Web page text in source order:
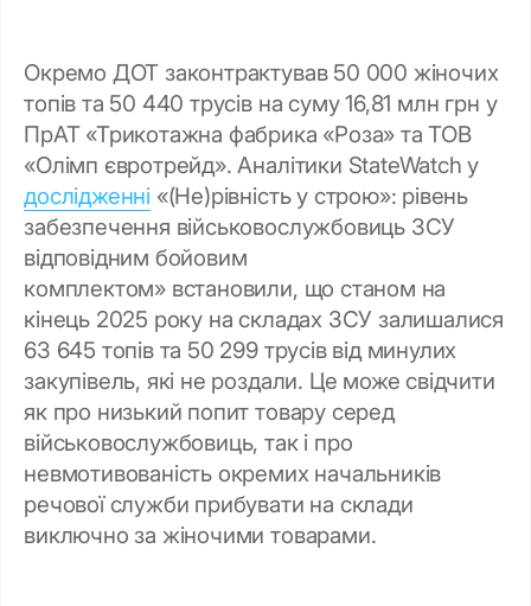
Окремо ДОТ законтрактував 50 000 жіночих
топів та 50 440 трусів на суму 16,81 млн грн у
ПрАТ «Трикотажна фабрика «Роза» та ТОВ
«Олімп євротрейд». Аналітики StateWatch у
дослідженні «(Не)рівність у строю»: рівень
забезпечення військовослужбовиць ЗСУ
відповідним бойовим
комплектом» встановили, що станом на
кінець 2025 року на складах ЗСУ залишалися
63 645 топів та 50 299 трусів від минулих
закупівель, які не роздали. Це може свідчити
як про низький попит товару серед
військовослужбовиць, так і про
невмотивованість окремих начальників
речової служби прибувати на склади
виключно за жіночими товарами.